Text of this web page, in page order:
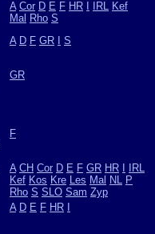
A Cor D E F HR IRL Kef
Mal Rho S
A D F GR S
GR
F
A CH Cor D E F GR HR
IRL
Kef Kos Kre Les Mal NL P
Rho S SLO Sam Zyp
A D E F HR